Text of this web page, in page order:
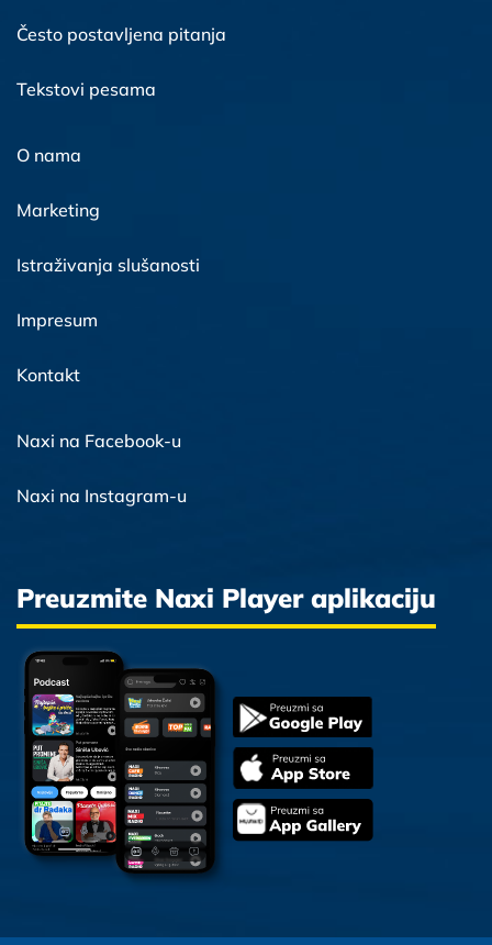
Često postavljena pitanja
Tekstovi pesama
O nama
Marketing
Istraživanja slušanosti
Impresum
Kontakt
Naxi na Facebook-u
Naxi na Instagram-u
Preuzmite Naxi Player aplikaciju